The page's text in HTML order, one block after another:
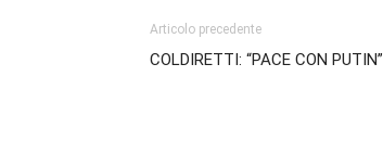
Articolo precedente
COLDIRETTI: “PACE CON PUTIN”